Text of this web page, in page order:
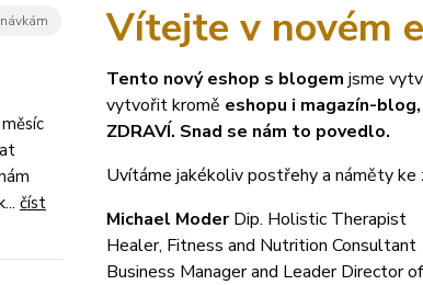
číst
Vítejte v novém
Tento nový eshop s blogem jsme
vytvořit kromě eshopu i magazín-blog,
ZDRAVÍ. Snad se nám to povedlo.
Uvítáme jakékoliv postřehy a náměty ke
Michael ModerDip. Holistic Therapist
Healer, Fitness and Nutrition Consultant
Business Manager and Leader Director